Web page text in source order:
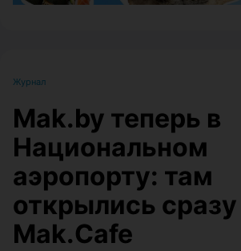
Журнал
Mak.by теперь в
Национальном
аэропорту: там
открылись сразу
Mak.Cafe